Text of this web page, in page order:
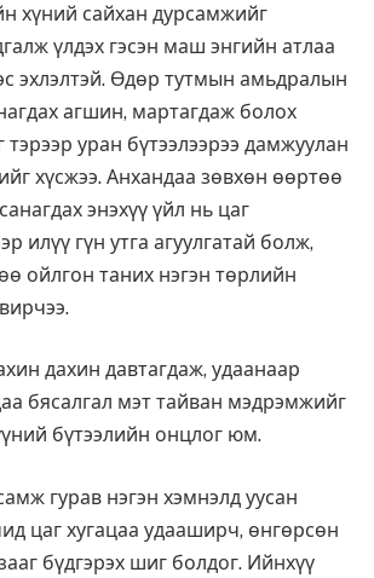
хүний сайхан дурсамжийг
үлдэх гэсэн маш энгийн атлаа
эхлэлтэй. Өдөр тутмын амьдралын
агшин, мартагдаж болох
уран бүтээлээрээ дамжуулан
хүсжээ. Анхандаа зөвхөн өөртөө
энэхүү үйл нь цаг
илүү гүн утга агуулгатай болж,
ойлгон таних нэгэн төрлийн
дахин давтагдаж, удаанаар
бясалгал мэт тайван мэдрэмжийг
бүтээлийн онцлог юм.
гурав нэгэн хэмнэлд уусан
цаг хугацаа удааширч, өнгөрсөн
бүдгэрэх шиг болдог. Ийнхүү